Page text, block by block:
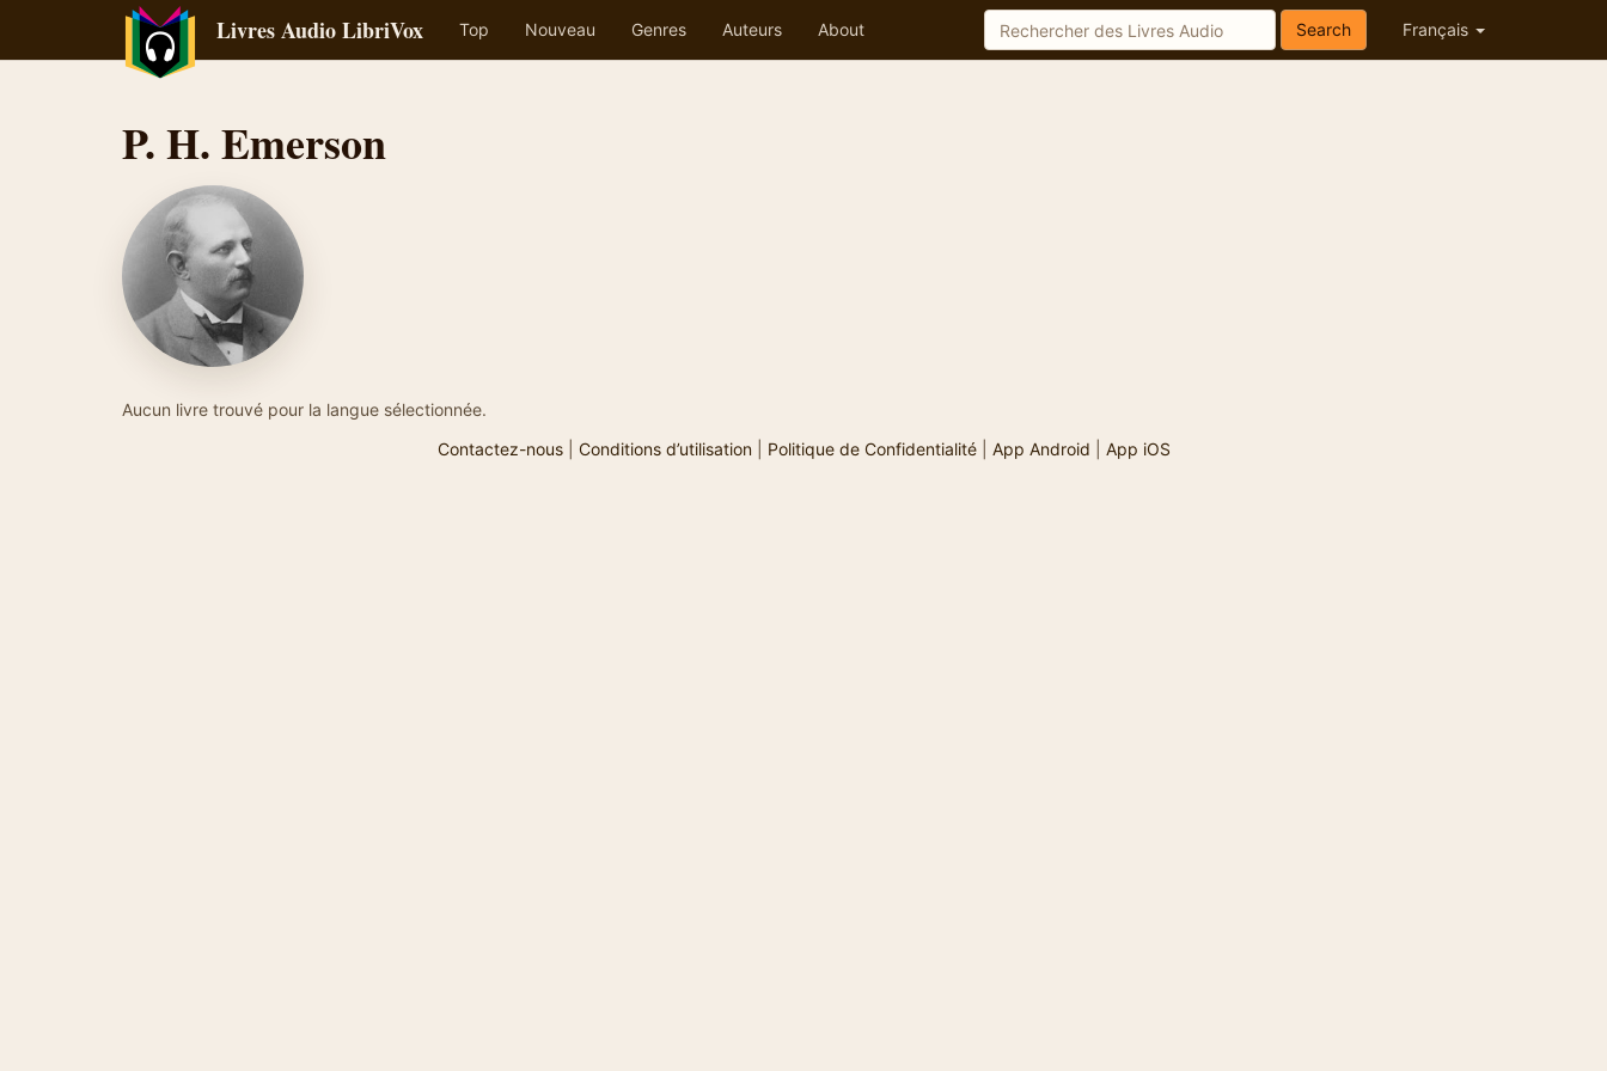
Livres Audio LibriVox Top Nouveau Genres Auteurs About Français
Search
P. H. Emerson
Aucun livre trouvé pour la langue sélectionnée.
Contactez-nous| Conditions d’utilisation| Politique de Confidentialité| App Android App iOS